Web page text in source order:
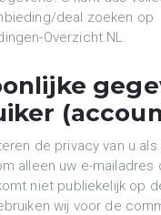
deal zoeken op
Overzicht.NL.
de privacy van u
alleen uw e-mailadres
niet publiekelijk op
wij voor de